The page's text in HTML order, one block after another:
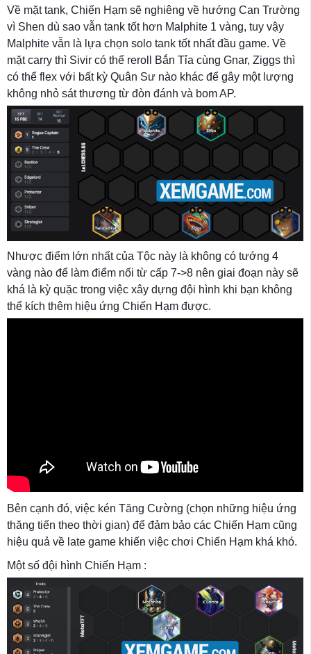
Về mặt tank, Chiến Hạm sẽ nghiêng về hướng Can Trường
vì Shen dù sao vẫn tank tốt hơn Malphite 1 vàng, tuy vậy
Malphite vẫn là lựa chọn solo tank tốt nhất đầu game. Về
mặt carry thì Sivir có thể reroll Bắn Tỉa cùng Gnar, Ziggs thì
có thể flex với bất kỳ Quân Sư nào khác để gây một lượng
không nhỏ sát thương từ đòn đánh và bom AP.
Nhược điểm lớn nhất của Tộc này là không có tướng 4
vàng nào để làm điểm nối từ cấp 7->8 nên giai đoạn này sẽ
khá là kỳ quặc trong việc xây dựng đội hình khi bạn không
thể kích thêm hiệu ứng Chiến Hạm được.
Bên cạnh đó, việc kén Tăng Cường (chọn những hiệu ứng
thăng tiến theo thời gian) để đảm bảo các Chiến Hạm cũng
hiệu quả về late game khiến việc chơi Chiến Hạm khá khó.
Một số đội hình Chiến Hạm :